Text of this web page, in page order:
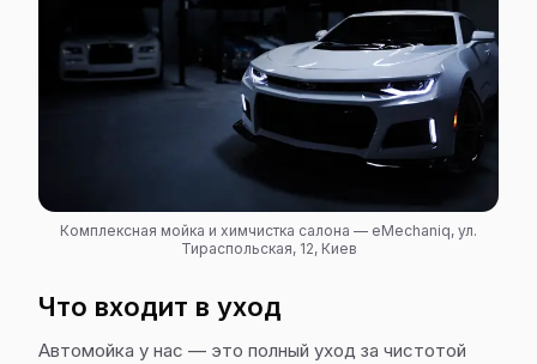
Комплексная мойка и химчистка салона — eMechaniq, ул.
Тираспольская, 12, Киев
Что входит в уход
Автомойка у нас — это полный уход за чистотой